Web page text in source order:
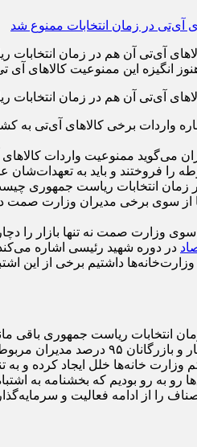
آی‌تی آن هم در زمان
انگیزه این ممنوعیت کالاهای
آی‌تی آن هم در زمان
واردات برخی کالاهای آی‌تی
می‌گوید ممنوعیت واردات
را فروختند و باید به
زمان انتخابات ریاست جمهوری
سوی برخی مدیران وزارت صمت
سوی وزارت صمت نه تنها بازار را
در دوره شهید رئیسی اشاره
داشتیم برخی از این
انتخابات ریاست جمهوری باقی
وزارت اقتصاد دقت کافی داشته
وزارت خانه‌ها خلل ایجاد کرده و
به رو بودیم که بخشنامه به
را از ادامه فعالیت و